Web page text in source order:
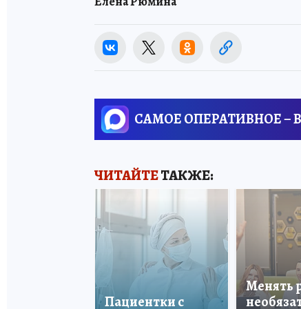
САМОЕ ОПЕРАТИВНОЕ –
ЧИТАЙТЕТАКЖЕ:
Пациентки с
Менять